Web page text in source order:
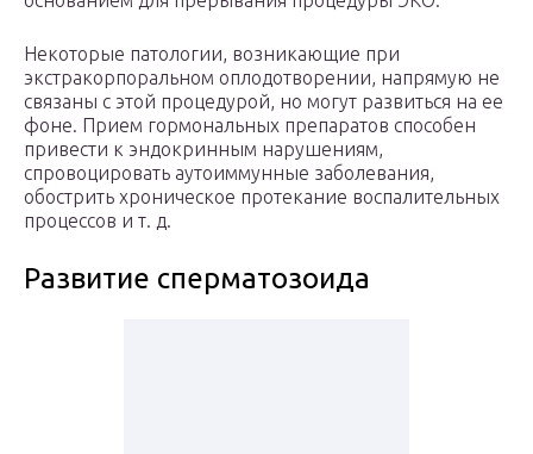
Некоторые патологии, возникающие при
экстракорпоральном оплодотворении, напрямую не
связаны с этой процедурой, но могут развиться на ее
фоне. Прием гормональных препаратов способен
привести к эндокринным нарушениям,
спровоцировать аутоиммунные заболевания,
обострить хроническое протекание воспалительных
процессов и т. д.
Развитие сперматозоида